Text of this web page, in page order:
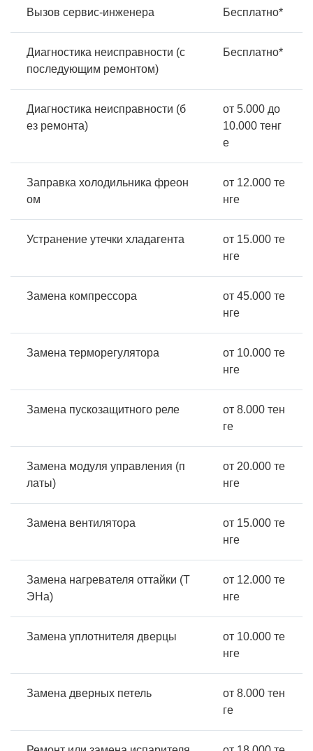
Вызов сервис-инженера Бесплатно*
Диагностика неисправности (с
последующим ремонтом)
Бесплатно*
Диагностика неисправности (б
ез ремонта)
от 5.000 до
10.000 тенг
е
Заправка холодильника фреон
ом
от 12.000 те
нге
Устранение утечки хладагента
от 15.000 те
нге
Замена компрессора
от 45.000 те
нге
Замена терморегулятора
от 10.000 те
нге
Замена пускозащитного реле
от 8.000 тен
ге
Замена модуля управления (п
латы)
от 20.000 те
нге
Замена вентилятора
от 15.000 те
нге
Замена нагревателя оттайки (Т
ЭНа)
от 12.000 те
нге
Замена уплотнителя дверцы
от 10.000 те
нге
Замена дверных петель
от 8.000 тен
ге